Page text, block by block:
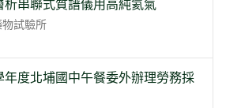
析串聯式質譜儀用高純氦氣
試驗所
年度北埔國中午餐委外辦理勞務採